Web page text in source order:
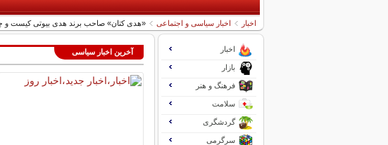
اخبار اخبار سیاسی و اجتماعی «هدی کتان» صاحب برند هدی بیوتی کیست و
آخرین اخبار سیاسی اخبار
بازار
فرهنگ و هنر
سلامت
گردشگری
سرگرمی